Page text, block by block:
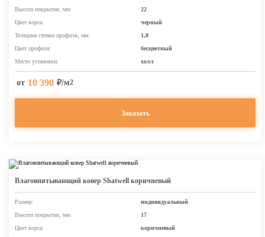
Высота покрытия, мм:
22
Цвет ворса:
черный
Толщина стенки профиля, мм:
1,8
Цвет профиля:
бесцветный
Место установки:
холл
от 10 390 ₽/м2
Заказать
Влаговпитывающий ковер Shatwell коричневый
Размер:
индивидуальный
Высота покрытия, мм:
17
Цвет ворса:
коричневый